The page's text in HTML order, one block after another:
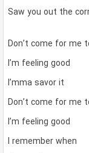
Saw you out the
Don’t come for me
I’m feeling good
I’mma savor it
Don’t come for me
I’m feeling good
I remember when